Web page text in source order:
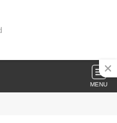
MENU